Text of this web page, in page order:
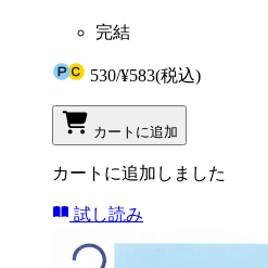
完結
530/¥583(税込)
カートに追加
カートに追加しました
試し読み